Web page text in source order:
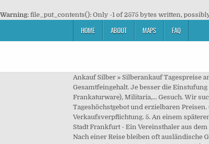
Warning: file_put_contents(): Only -1 of 2575 bytes written,
HOME ABOUT MAPS FAQ
Ankauf Silber » Silberankauf Tagespreise
Gesamtfeingehalt. Je besser die
Frankaturware), Militaria,... Gesuch. Wir
Tageshöchstgebot und erzielbaren
Verkaufsverpflichtung. 5. An einem
Stadt Frankfurt - Ein Vereinsthaler aus
Nach einer Reise bleiben oft ausländische